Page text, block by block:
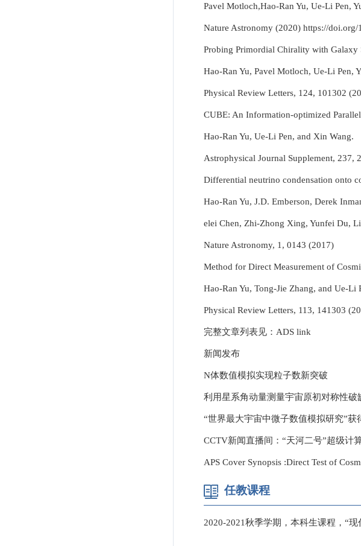
Pavel Motloch,Hao-Ran Yu, Ue-Li Pen,
Nature Astronomy (2020) https://
Probing Primordial Chirality with Galaxy
Hao-Ran Yu, Pavel Motloch, Ue-Li Pen,
Physical Review Letters, 124, 101302
CUBE: An Information-optimized
Hao-Ran Yu, Ue-Li Pen, and Xin Wang.
Astrophysical Journal Supplement, 237,
Differential neutrino condensation onto
Hao-Ran Yu, J.D. Emberson, Derek
elei Chen, Zhi-Zhong Xing, Yunfei Du,
Nature Astronomy, 1, 0143 (2017)
Method for Direct Measurement of
Hao-Ran Yu, Tong-Jie Zhang, and Ue-Li
Physical Review Letters, 113, 141303
完整文章列表见：ADS link
新闻发布
N体数值模拟实现粒子数新突破
利用星系角动量测量宇宙原初对称性破
“世界最大宇宙中微子数值模拟研究”
CCTV新闻直播间：“天河二号”超级计
APS Cover Synopsis :Direct Test of
任教课程
2020-2021秋季学期，本科生课程，“现